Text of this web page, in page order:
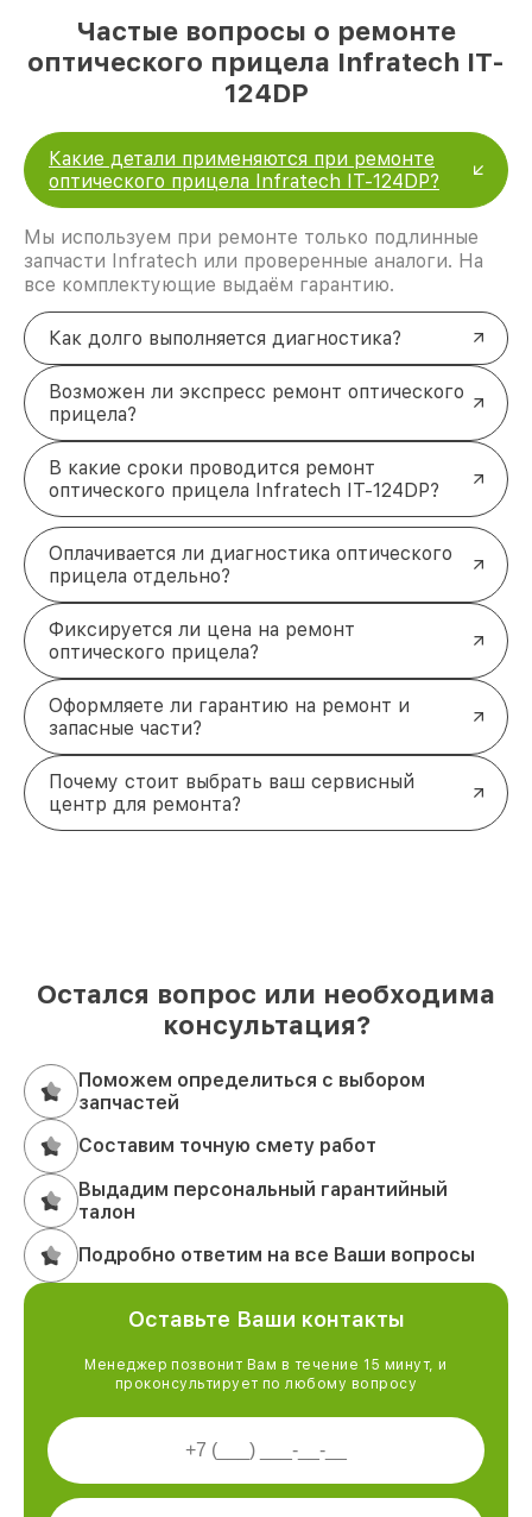
Частые вопросы о ремонте
оптического прицела Infratech IT-
124DP
Какие детали применяются при ремонте
оптического прицела Infratech IT-124DP?
Мы используем при ремонте только подлинные
запчасти Infratech или проверенные аналоги. На
все комплектующие выдаём гарантию.
Как долго выполняется диагностика?
Возможен ли экспресс ремонт оптического
прицела?
В какие сроки проводится ремонт
оптического прицела Infratech IT-124DP?
Оплачивается ли диагностика оптического
прицела отдельно?
Фиксируется ли цена на ремонт
оптического прицела?
Оформляете ли гарантию на ремонт и
запасные части?
Почему стоит выбрать ваш сервисный
центр для ремонта?
Остался вопрос или необходима
консультация?
Поможем определиться с выбором
запчастей
Составим точную смету работ
Выдадим персональный гарантийный
талон
Подробно ответим на все Ваши вопросы
Оставьте Ваши контакты
Менеджер позвонит Вам в течение 15 минут, и
проконсультирует по любому вопросу